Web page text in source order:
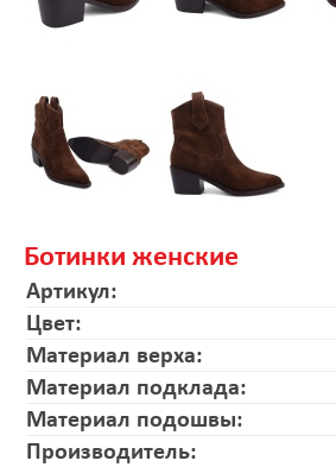
Ботинки женские
Артикул:
Цвет:
Материал верха:
Материал подклада:
Материал подошвы:
Производитель: